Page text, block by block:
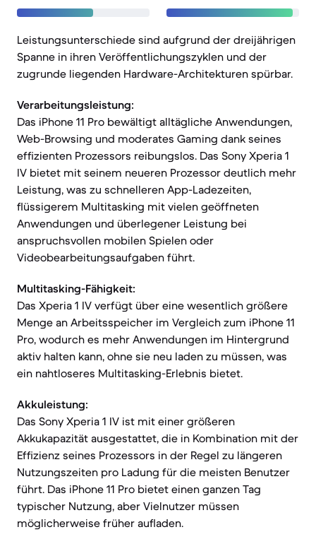
Leistungsunterschiede sind aufgrund der dreijährigen
Spanne in ihren Veröffentlichungszyklen und der
zugrunde liegenden Hardware-Architekturen spürbar.
Verarbeitungsleistung:
Das iPhone 11 Pro bewältigt alltägliche Anwendungen,
Web-Browsing und moderates Gaming dank seines
effizienten Prozessors reibungslos. Das Sony Xperia 1
IV bietet mit seinem neueren Prozessor deutlich mehr
Leistung, was zu schnelleren App-Ladezeiten,
flüssigerem Multitasking mit vielen geöffneten
Anwendungen und überlegener Leistung bei
anspruchsvollen mobilen Spielen oder
Videobearbeitungsaufgaben führt.
Multitasking-Fähigkeit:
Das Xperia 1 IV verfügt über eine wesentlich größere
Menge an Arbeitsspeicher im Vergleich zum iPhone 11
Pro, wodurch es mehr Anwendungen im Hintergrund
aktiv halten kann, ohne sie neu laden zu müssen, was
ein nahtloseres Multitasking-Erlebnis bietet.
Akkuleistung:
Das Sony Xperia 1 IV ist mit einer größeren
Akkukapazität ausgestattet, die in Kombination mit der
Effizienz seines Prozessors in der Regel zu längeren
Nutzungszeiten pro Ladung für die meisten Benutzer
führt. Das iPhone 11 Pro bietet einen ganzen Tag
typischer Nutzung, aber Vielnutzer müssen
möglicherweise früher aufladen.